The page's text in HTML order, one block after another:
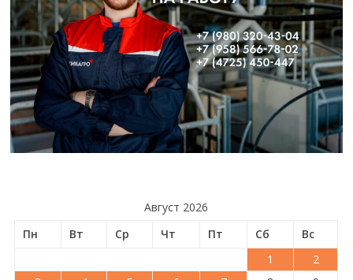
Август 2026
Пн
Вт Ср Чт Пт Сб
Вс
1
2